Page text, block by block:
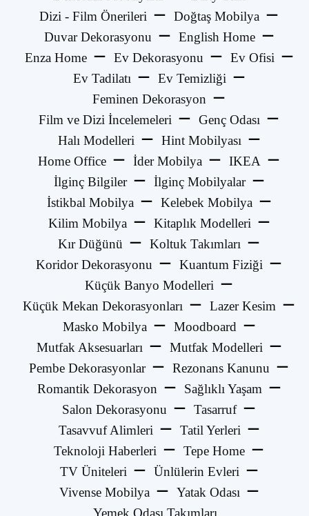
Dizi - Film Önerileri
Doğtaş Mobilya
Duvar Dekorasyonu
English Home
Enza Home
Ev Dekorasyonu
Ev Ofisi
Ev Tadilatı
Ev Temizliği
Feminen Dekorasyon
Film ve Dizi İncelemeleri
Genç Odası
Halı Modelleri
Hint Mobilyası
Home Office
İder Mobilya
IKEA
İlginç Bilgiler
İlginç Mobilyalar
İstikbal Mobilya
Kelebek Mobilya
Kilim Mobilya
Kitaplık Modelleri
Kır Düğünü
Koltuk Takımları
Koridor Dekorasyonu
Kuantum Fiziği
Küçük Banyo Modelleri
Küçük Mekan Dekorasyonları
Lazer Kesim
Masko Mobilya
Moodboard
Mutfak Aksesuarları
Mutfak Modelleri
Pembe Dekorasyonlar
Rezonans Kanunu
Romantik Dekorasyon
Sağlıklı Yaşam
Salon Dekorasyonu
Tasarruf
Tasavvuf Alimleri
Tatil Yerleri
Teknoloji Haberleri
Tepe Home
TV Üniteleri
Ünlülerin Evleri
Vivense Mobilya
Yatak Odası
Yemek Odası Takımları